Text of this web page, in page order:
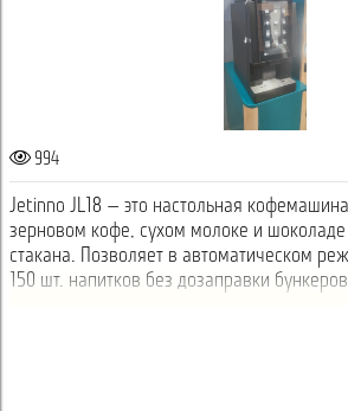
994
Jetinno JL18 — это настольная
зерновом кофе, сухом молоке и
стакана. Позволяет в автоматическом
150 шт. напитков без дозаправки